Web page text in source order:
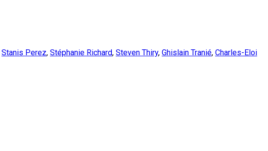
Stanis Perez, Stéphanie Richard, Steven Thiry, Ghislain Tranié, Charles-Eloi